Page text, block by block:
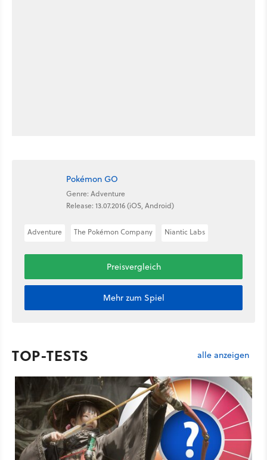
Pokémon GO
Genre: Adventure
Release: 13.07.2016 (iOS, Android)
Adventure The Pokémon Company Niantic Labs
Preisvergleich
Mehr zum Spiel
TOP-TESTS alle anzeigen